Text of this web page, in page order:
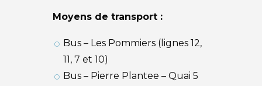
Moyens de transport :
Bus – Les Pommiers (lignes 12,
11, 7 et 10)
Bus – Pierre Plantee – Quai 5